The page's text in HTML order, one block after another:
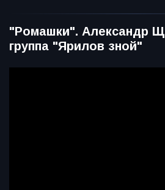
"Ромашки". Александр
группа "Ярилов зной"